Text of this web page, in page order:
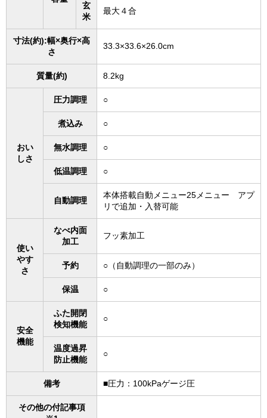
玄
米
最大４合
寸法(約):幅×奥行×高
さ
33.3×33.6×26.0cm
質量(約) 8.2kg
おい
しさ
圧力調理 ○
煮込み ○
無水調理 ○
低温調理 ○
自動調理
本体搭載自動メニュー25メニュー アプ
リで追加・入替可能
使い
やす
さ
なべ内面
加工
フッ素加工
予約 ○（自動調理の一部のみ）
保温 ○
安全
機能
ふた開閉
検知機能
○
温度過昇
防止機能
○
備考 ■圧力：100kPaゲージ圧
その他の付記事項